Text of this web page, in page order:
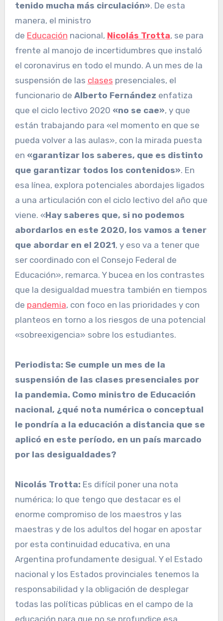
tenido mucha más circulación». De esta
manera, el ministro
de Educación nacional, Nicolás Trotta, se para
frente al manojo de incertidumbres que instaló
el coronavirus en todo el mundo. A un mes de la
suspensión de las clases presenciales, el
funcionario de Alberto Fernández enfatiza
que el ciclo lectivo 2020 «no se cae», y que
están trabajando para «el momento en que se
pueda volver a las aulas», con la mirada puesta
en «garantizar los saberes, que es distinto
que garantizar todos los contenidos». En
esa línea, explora potenciales abordajes ligados
a una articulación con el ciclo lectivo del año que
viene. «Hay saberes que, si no podemos
abordarlos en este 2020, los vamos a tener
que abordar en el 2021, y eso va a tener que
ser coordinado con el Consejo Federal de
Educación», remarca. Y bucea en los contrastes
que la desigualdad muestra también en tiempos
de pandemia, con foco en las prioridades y con
planteos en torno a los riesgos de una potencial
«sobreexigencia» sobre los estudiantes.
Periodista: Se cumple un mes de la
suspensión de las clases presenciales por
la pandemia. Como ministro de Educación
nacional, ¿qué nota numérica o conceptual
le pondría a la educación a distancia que se
aplicó en este período, en un país marcado
por las desigualdades?
Nicolás Trotta: Es difícil poner una nota
numérica; lo que tengo que destacar es el
enorme compromiso de los maestros y las
maestras y de los adultos del hogar en apostar
por esta continuidad educativa, en una
Argentina profundamente desigual. Y el Estado
nacional y los Estados provinciales tenemos la
responsabilidad y la obligación de desplegar
todas las políticas públicas en el campo de la